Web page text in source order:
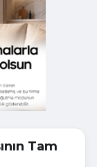
Tam